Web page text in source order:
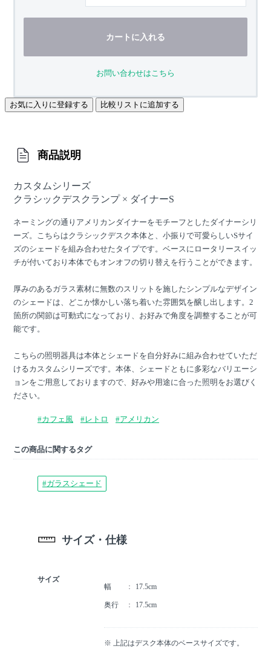
カートに入れる
お問い合わせはこちら
お気に入りに登録する 比較リストに追加する
商品説明
カスタムシリーズ
クラシックデスクランプ × ダイナーS
ネーミングの通りアメリカンダイナーをモチーフとしたダイナーシリ
ーズ。こちらはクラシックデスク本体と、小振りで可愛らしいSサイ
ズのシェードを組み合わせたタイプです。ベースにロータリースイッ
チが付いており本体でもオンオフの切り替えを行うことができます。
厚みのあるガラス素材に無数のスリットを施したシンプルなデザイン
のシェードは、どこか懐かしい落ち着いた雰囲気を醸し出します。2
箇所の関節は可動式になっており、お好みで角度を調整することが可
能です。
こちらの照明器具は本体とシェードを自分好みに組み合わせていただ
けるカスタムシリーズです。本体、シェードともに多彩なバリエーシ
ョンをご用意しておりますので、好みや用途に合った照明をお選びく
ださい。
#カフェ風 #レトロ #アメリカン
この商品に関するタグ
#ガラスシェード
サイズ・仕様
サイズ
幅
17.5cm
奥行 17.5cm
※ 上記はデスク本体のベースサイズです。